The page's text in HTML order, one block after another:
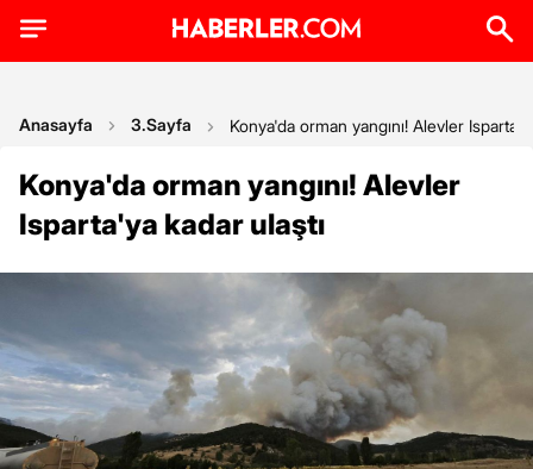
Anasayfa 3.Sayfa Konya'da orman yangını! Alevler
Konya'da orman yangını! Alevler
Isparta'ya kadar ulaştı